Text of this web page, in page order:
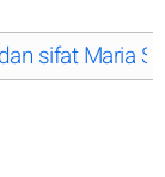
sifat Maria